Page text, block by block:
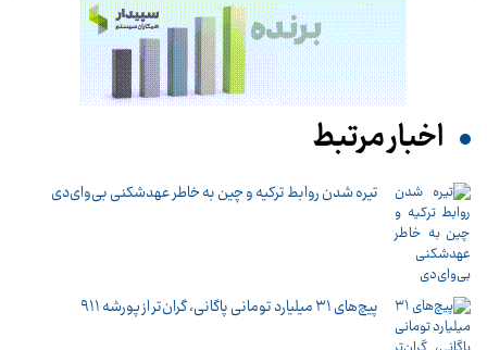
اخبار مرتبط
تیره شدن روابط ترکیه و چین به خاطر عهدشکنی بی‌وای‌دی
پیچ‌های ۳۱ میلیارد تومانی پاگانی، گران‌تر از پورشه ۹۱۱